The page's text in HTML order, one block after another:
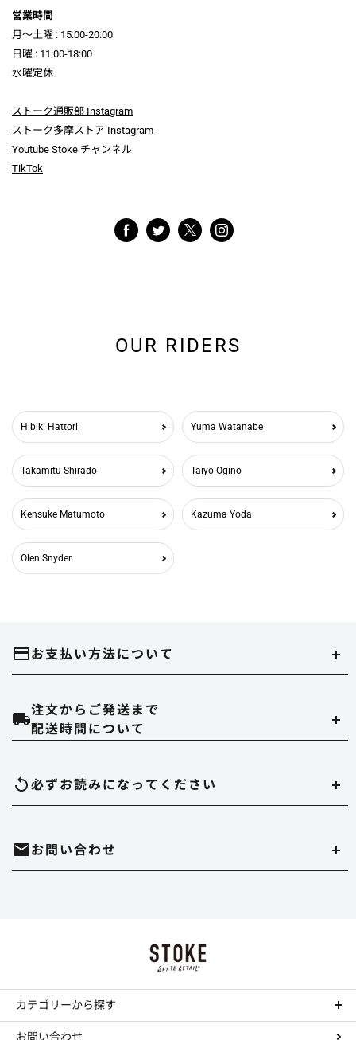
営業時間
月～土曜 : 15:00-20:00
日曜 : 11:00-18:00
水曜定休
ストーク通販部 Instagram
ストーク多摩ストア Instagram
Youtube Stoke チャンネル
TikTok
OUR RIDERS
Hibiki Hattori Yuma Watanabe
Takamitu Shirado Taiyo Ogino
Kensuke Matumoto Kazuma Yoda
Olen Snyder
お支払い方法について
クレジットカード
当ストアでは、以下のクレジット会社をご利用いただけます。
代金引換
お振込み（三菱東京UFJ銀行宛先）
決済手数料は所定の銀行手数料となります。
注文からご発送まで
配送時間について
配達時間は午前（9～12時）、14～16時、16～18時、18～20時、19～21時
・到着日の指定の場合は、ご注文の3日後から7日後までお受けさせていただ
・配達店止めをご希望の場合は、振込か事前クレジットカード払いのみお受
けできます。
必ずお読みになって ください
在庫切れについて
正確を規するよう努力していますが、デッキサイズは個体差がありますし、
色に関してはそれぞれデバイスが違いますので完璧な再現は不可能です。多
少の誤差はご勘弁ください。 これらの理由の返品もお断りさせていただきま
す。
ステッカーについて
お問い合わせ
工賃について
コンプリートの組み立て、デッキテープの貼り付けをご希望の場合は工賃が
カテゴリーから探す
コンプリートデッキ
お問い合わせ